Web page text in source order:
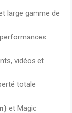
large gamme de
vidéos et
totale
et Magic